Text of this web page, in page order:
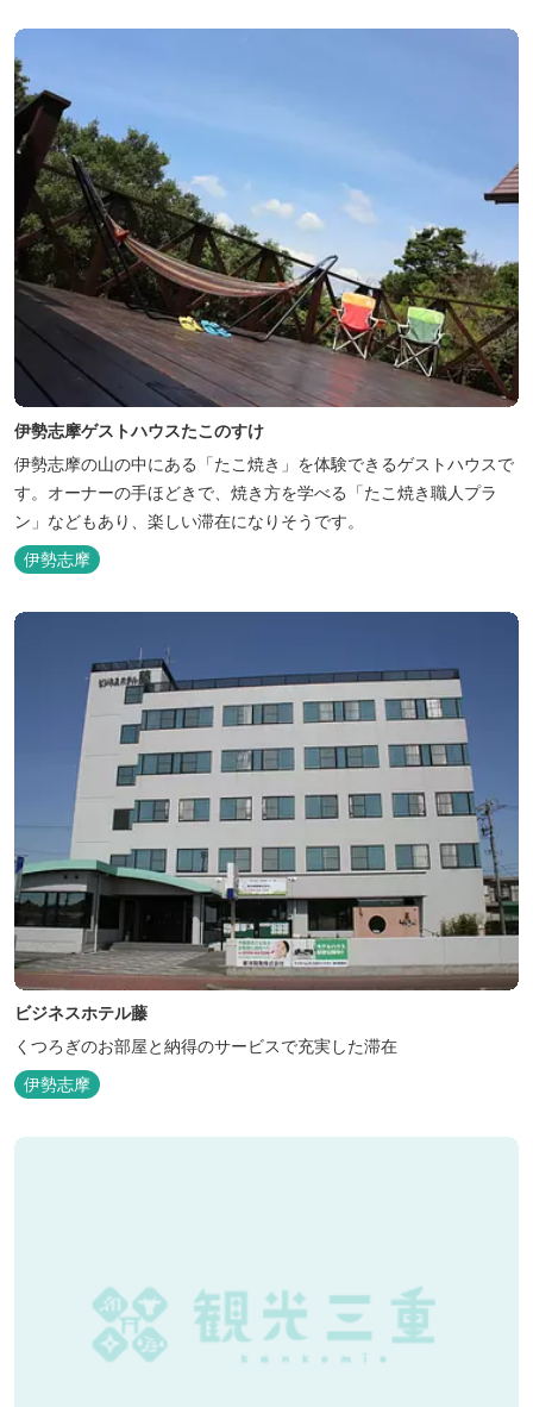
伊勢志摩ゲストハウスたこのすけ
伊勢志摩の山の中にある「たこ焼き」を体験できるゲストハウスで
す。オーナーの手ほどきで、焼き方を学べる「たこ焼き職人プラ
ン」などもあり、楽しい滞在になりそうです。
伊勢志摩
ビジネスホテル藤
くつろぎのお部屋と納得のサービスで充実した滞在
伊勢志摩